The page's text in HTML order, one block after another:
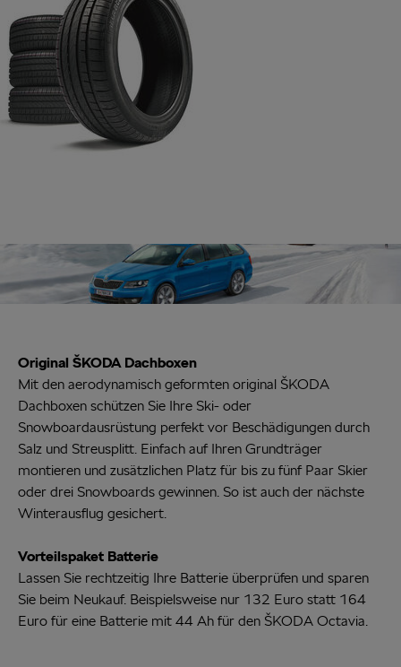
Original ŠKODA Dachboxen
Mit den aerodynamisch geformten original ŠKODA
Dachboxen schützen Sie Ihre Ski- oder
Snowboardausrüstung perfekt vor Beschädigungen durch
Salz und Streusplitt. Einfach auf Ihren Grundträger
montieren und zusätzlichen Platz für bis zu fünf Paar Skier
oder drei Snowboards gewinnen. So ist auch der nächste
Winterausflug gesichert.
Vorteilspaket Batterie
Lassen Sie rechtzeitig Ihre Batterie überprüfen und sparen
Sie beim Neukauf. Beispielsweise nur 132 Euro statt 164
Euro für eine Batterie mit 44 Ah für den ŠKODA Octavia.
(„Cookies mit Marketingzwecke") haben, von Ihrem zugeordneten
Händler bzw. im Falle eines Porsche Betriebs, Porsche Inter Auto
GmbH Co KG, eingesehen werden.